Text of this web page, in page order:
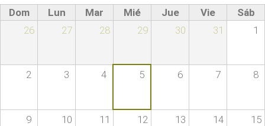
Dom Lun Mar Mié Jue Vie
Sáb
26
27 28 29 30 31 1
2 3 4 5 6 7 8
9 10 11 12 13 14 15